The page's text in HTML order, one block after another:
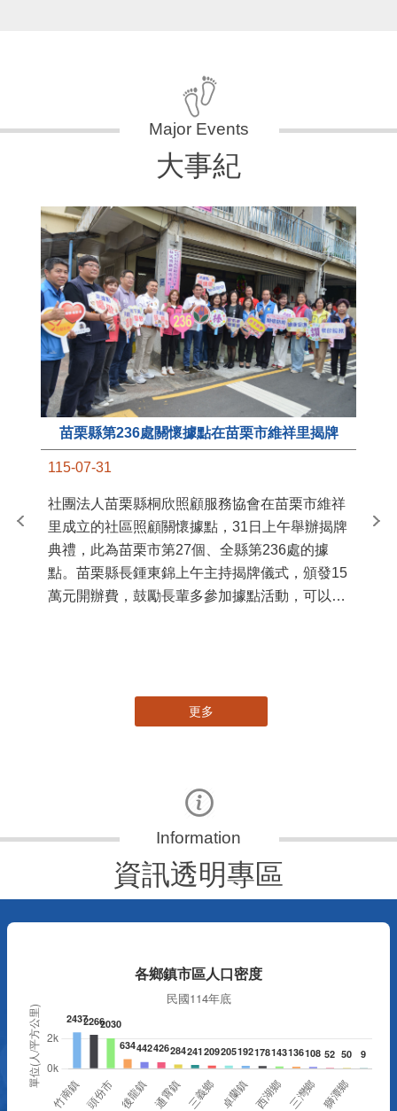
大事紀
苗栗縣第236處關懷據點在苗栗市維祥里揭牌
115-07-31
社團法人苗栗縣桐欣照顧服務協會在苗栗市維祥
里成立的社區照顧關懷據點，31日上午舉辦揭牌
典禮，此為苗栗市第27個、全縣第236處的據
點。苗栗縣長鍾東錦上午主持揭牌儀式，頒發15
萬元開辦費，鼓勵長輩多參加據點活動，可以更
苗
更多
資訊透明專區